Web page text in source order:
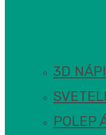
3D
POLEP